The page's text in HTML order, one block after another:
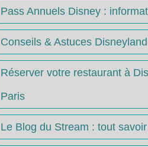
Pass Annuels Disney :
Conseils & Astuces
Réserver votre restaurant à
Paris
Le Blog du Stream : tout